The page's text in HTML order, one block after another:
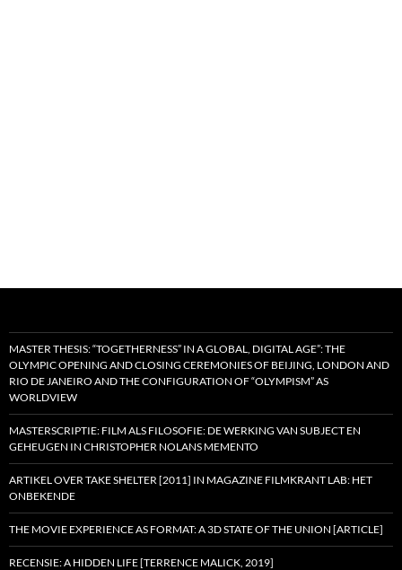
MASTER THESIS: “TOGETHERNESS” IN A GLOBAL, DIGITAL AGE”: THE
OLYMPIC OPENING AND CLOSING CEREMONIES OF BEIJING, LONDON AND
RIO DE JANEIRO AND THE CONFIGURATION OF “OLYMPISM” AS
WORLDVIEW
MASTERSCRIPTIE: FILM ALS FILOSOFIE: DE WERKING VAN SUBJECT EN
GEHEUGEN IN CHRISTOPHER NOLANS MEMENTO
ARTIKEL OVER TAKE SHELTER [2011] IN MAGAZINE FILMKRANT LAB: HET
ONBEKENDE
THE MOVIE EXPERIENCE AS FORMAT: A 3D STATE OF THE UNION [ARTICLE]
RECENSIE: A HIDDEN LIFE [TERRENCE MALICK, 2019]